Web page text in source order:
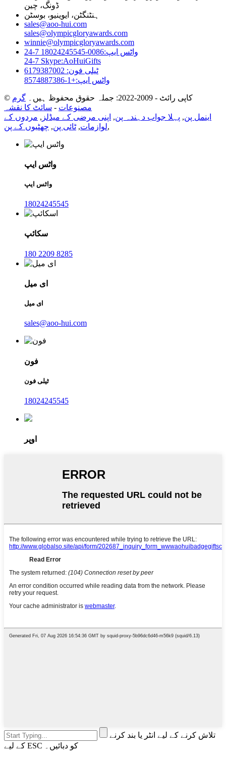
ڈونگ، چین
ہنٹنگٹن، ایوینیو، بوسٹن
sales@aoo-hui.com
sales@olympicgloryawards.com
winnie@olympicgloryawards.com
24-7 واٹس ایپ:0086-18024245545
24-7 Skype:AoHuiGifts
ٹیلی فون: 6179387002
واٹس ایپ:+1-8574887386
© کاپی رائٹ - 2009-2022: جملہ حقوق محفوظ ہیں۔
گرم
مصنوعات - سائٹ کا نقشہ
اینمل پن, پہلا جواب دہندہ پن, اپنی مرضی کے میڈلز , مردوں کے
لوازمات,ٹائی پن, چھٹیوں کے پن ,
واٹس ایپ
واٹس ایپ
18024245545
سکائپ
180 2209 8285
ای میل
ای میل
sales@aoo-hui.com
فون
ٹیلی فون
18024245545
اوپر
تلاش کرنے کے لیے انٹر یا بند کرنے
کے لیے ESC کو دبائیں۔